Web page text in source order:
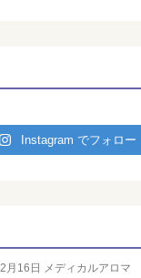
Instagram でフォロー
月16日 メディカルアロマ